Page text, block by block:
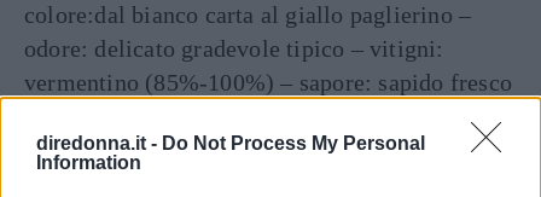
diredonna.it - Do Not Process My Personal
Information
colore:dal bianco carta al giallo paglierino –
odore: delicato gradevole tipico – vitigni:
vermentino (85%-100%) – sapore: sapido fresco
asciutto/amabile – gradazione alcolica minima